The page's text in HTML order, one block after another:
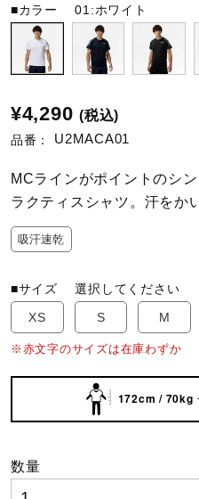
バレーボール
テニス／ソフトテ
バドミントン
陸上競技
ソフトボール
柔道
■カラー01:ホワイト
¥4,290 (税込)
品番： U2MACA01
MCラインがポイントのシ
ラクティスシャツ。汗をか
吸汗速乾
■サイズ選択してください
XS
S M
※赤文字のサイズは在庫わずか
172cm / 70kg
数量